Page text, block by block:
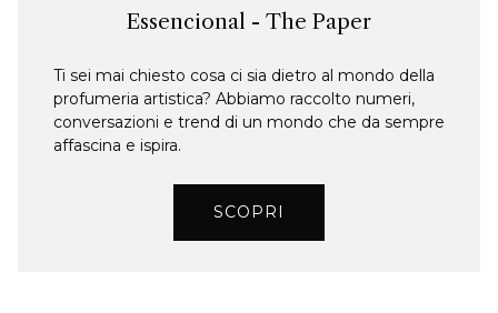
Essencional - The Paper
Ti sei mai chiesto cosa ci sia dietro al mondo della
profumeria artistica? Abbiamo raccolto numeri,
conversazioni e trend di un mondo che da sempre
affascina e ispira.
SCOPRI